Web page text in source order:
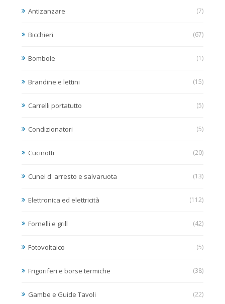
Antizanzare (7)
Bicchieri (67)
Bombole (1)
Brandine e lettini (15)
Carrelli portatutto (5)
Condizionatori (5)
Cucinotti (20)
Cunei d' arresto e salvaruota (13)
Elettronica ed elettricità (112)
Fornelli e grill (42)
Fotovoltaico (5)
Frigoriferi e borse termiche (38)
Gambe e Guide Tavoli (22)